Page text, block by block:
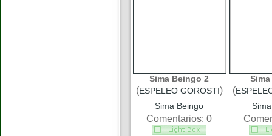
Sima Beingo 2
(ESPELEO GOROSTI)
Sima Beingo
Comentarios: 0
(